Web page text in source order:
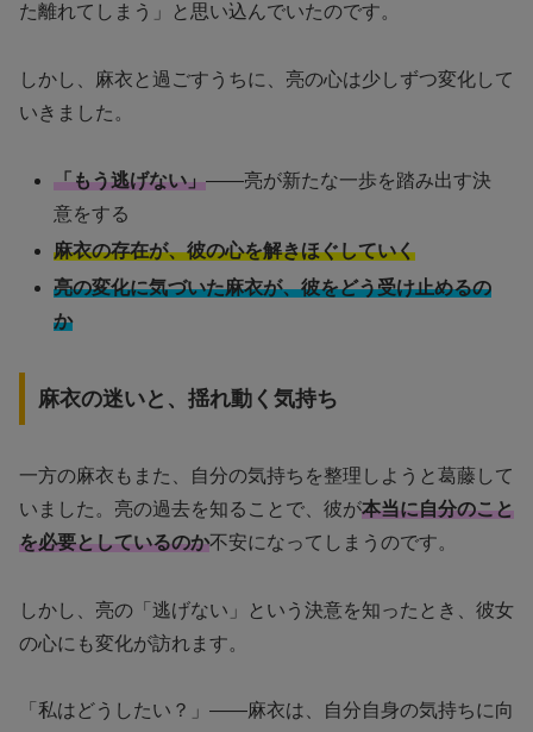
た離れてしまう」と思い込んでいたのです。
しかし、麻衣と過ごすうちに、亮の心は少しずつ変化して
いきました。
「もう逃げない」——亮が新たな一歩を踏み出す決
意をする
麻衣の存在が、彼の心を解きほぐしていく
亮の変化に気づいた麻衣が、彼をどう受け止めるの
か
麻衣の迷いと、揺れ動く気持ち
一方の麻衣もまた、自分の気持ちを整理しようと葛藤して
いました。亮の過去を知ることで、彼が本当に自分のこと
を必要としているのか不安になってしまうのです。
しかし、亮の「逃げない」という決意を知ったとき、彼女
の心にも変化が訪れます。
「私はどうしたい？」——麻衣は、自分自身の気持ちに向